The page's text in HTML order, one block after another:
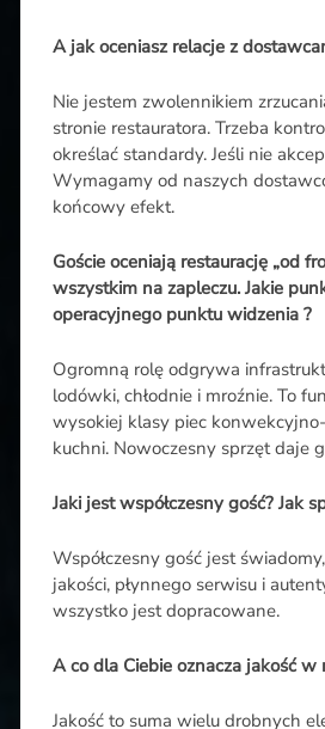
A jak oceniasz relacje z
Nie jestem zwolennikiem
stronie restauratora. Trzeba
określać standardy. Jeśli nie
Wymagamy od naszych
końcowy efekt.
Goście oceniają restaurację „od
wszystkim na zapleczu. Jakie
operacyjnego punktu widzenia ?
Ogromną rolę odgrywa
lodówki, chłodnie i mroźnie. To
wysokiej klasy piec
kuchni. Nowoczesny sprzęt daje
Jaki jest współczesny gość? Jak
Współczesny gość jest
jakości, płynnego serwisu i
wszystko jest dopracowane.
A co dla Ciebie oznacza jakość w
Jakość to suma wielu drobnych